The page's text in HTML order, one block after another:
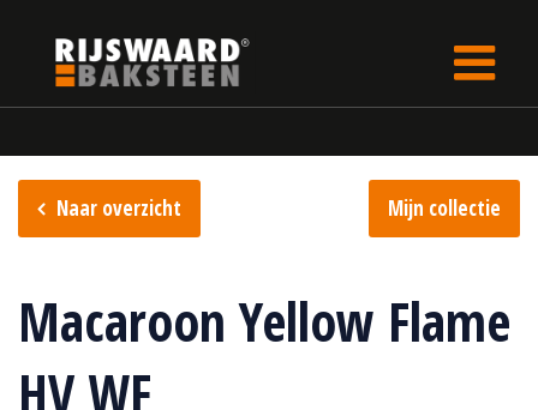
Naar overzicht Mijn collectie
Macaroon Yellow Flame
HV WF